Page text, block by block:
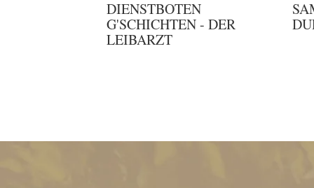
DIENSTBOTEN
G'SCHICHTEN - DER
LEIBARZT